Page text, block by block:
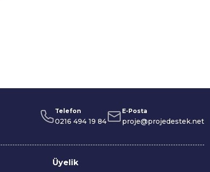
Telefon
0216 494 19 84
E-Posta
proje@projedestek.net
Üyelik